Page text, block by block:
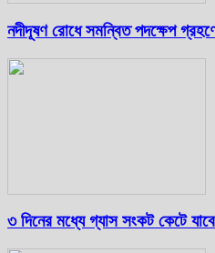
নদীদূষণ রোধে সমন্বিত পদক্ষেপ
৩ দিনের মধ্যে গ্যাস সংকট কেটে যাবে